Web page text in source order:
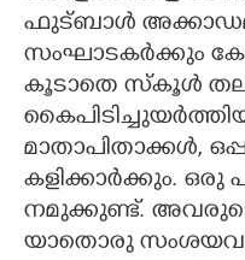
ഫുട്ബാൾ
സംഘാടകർക്കും
കൂടാതെ സ്കൂൾ
മാതാപിതാക്കൾ,​
കളിക്കാർക്കും. ഒരു
നമുക്കുണ്ട്. അവരുടെ
യാതൊരു